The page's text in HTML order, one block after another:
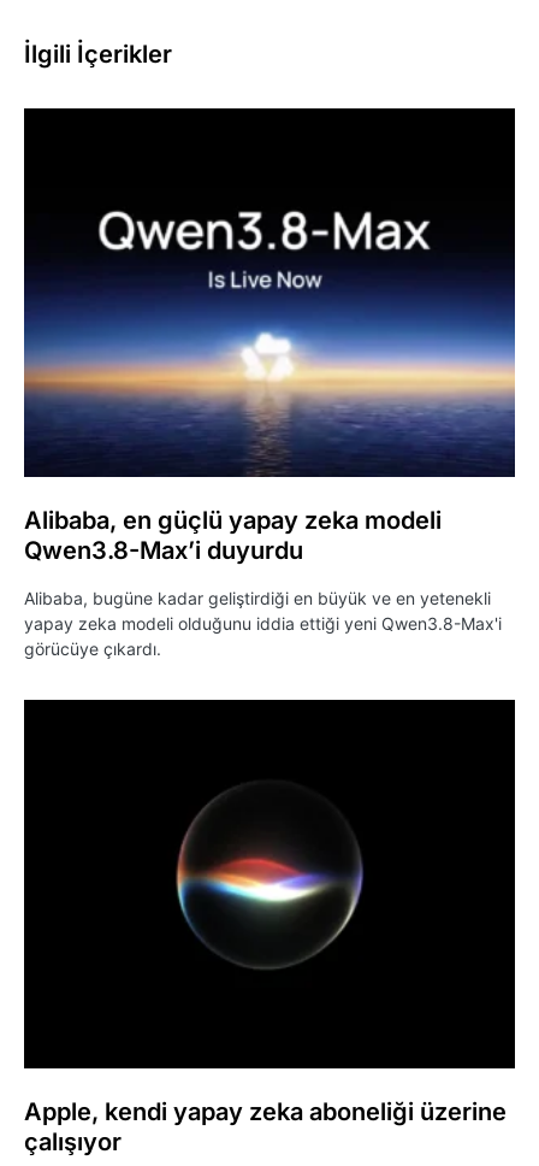
İlgili İçerikler
Alibaba, en güçlü yapay zeka modeli
Qwen3.8-Max’i duyurdu
Alibaba, bugüne kadar geliştirdiği en büyük ve en yetenekli
yapay zeka modeli olduğunu iddia ettiği yeni Qwen3.8-Max'i
görücüye çıkardı.
Apple, kendi yapay zeka aboneliği üzerine
çalışıyor